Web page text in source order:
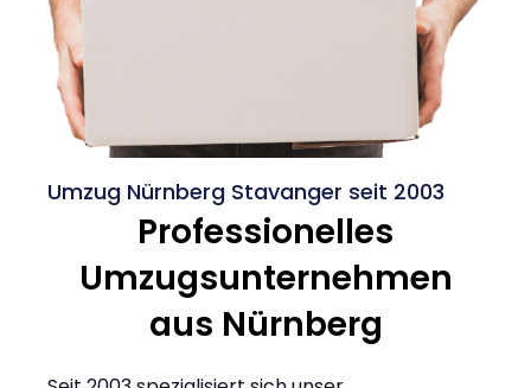
Umzug Nürnberg Stavanger seit 2003
Professionelles
Umzugsunternehmen
aus Nürnberg